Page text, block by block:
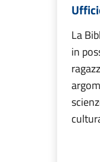
La
in